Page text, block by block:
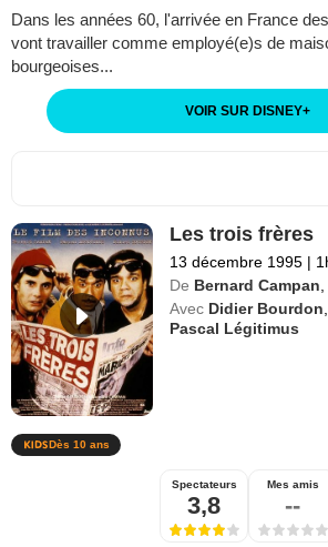
Dans les années 60, l'arrivée en France
vont travailler comme employé(e)s de
bourgeoises...
VOIR SUR DISNEY+
Les trois frères
13 décembre 1995 |
De Bernard Campan
Avec Didier Bourdon
Pascal Légitimus
Dès 10 ans
Spectateurs
3,8
Mes amis
--